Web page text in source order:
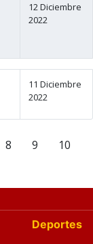
12 Diciembre
2022
11 Diciembre
2022
8 9
10
Deportes